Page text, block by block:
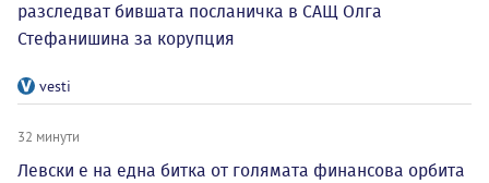
разследват бившата посланичка в САЩ Олга
Стефанишина за корупция
vesti
32 минути
Левски е на една битка от голямата финансова орбита